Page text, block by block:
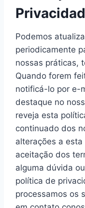
Podemos
periodicamente
nossas práticas,
Quando forem
notificá-lo por e-
destaque no
reveja esta
continuado dos
alterações a
aceitação dos
alguma dúvida
política de
processamos os